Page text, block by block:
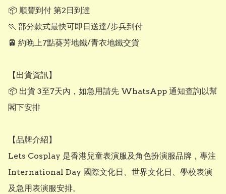
📦 順豐到付 第2日到達
🏃 部分款式最快可即日送達/步兵到付
🚈 約晚上7點葵芳地鐵/青衣地鐵交貨
【出貨資訊】
📦 出貨 3至7天內，如急用請先 WhatsApp 通知查詢以幫
閣下安排
【品牌介紹】
Lets Cosplay 是香港兒童表演服及角色扮演服品牌，專注
International Day 國際文化日、世界文化日、學校表演
及急用表演服安排。